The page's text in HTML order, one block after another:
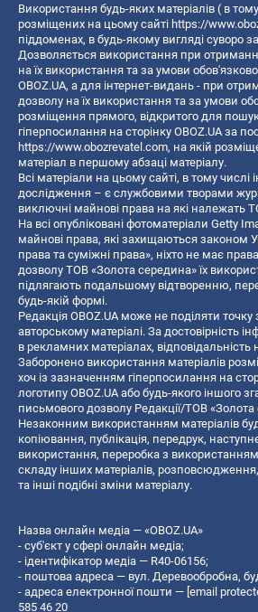
Використання будь-яких матеріалів ( в
розміщених на цьому сайті https://
піддоменах, в будь-якому вигляді суворо
Дозволяється використання при
на їх використання та за умови
OBOZ.UA, а для інтернет-видань - при
дозволу на їх використання та за умови
розміщення прямого, відкритого для
гіперпосилання на сторінку OBOZ.UA за
https://www.obozrevatel.com, на якій
матеріал в першому абзаці матеріалу.
Всі матеріали на цьому сайті, в тому числі
дослідження – є службовими творами
виключні майнові права на які належать
На всі опубліковані фотоматеріали Getty
майнові права, які захищаються законом
права та суміжні права», ніхто не має
дозволу ТОВ «Золота середина» їх
підлягають подальшому відтворенню,
будь-якій формі.
Редакція OBOZ.UA може не поділяти
авторському матеріалі. За достовірність
в рекламних матеріалах,
Заборонено використання матеріалів
хоч із зазначенням гіперпосилання на
логотипу OBOZ.UA або будь-якого іншого
письмового дозволу Редакції/ТОВ
Незаконним використанням матеріалів
копiювання, публiкацiя, передрук,
використання, переробка з
складу інших матеріалів,
та інші подібні зміни матеріалу.
Назва онлайн медіа — «OBOZ.UA»
- суб'єкт у сфері онлайн медіа;
- ідентифікатор медіа — R40-06156;
- поштова адреса — вул. Деревообробна,
- адреса електронної пошти — [email
585 46 20